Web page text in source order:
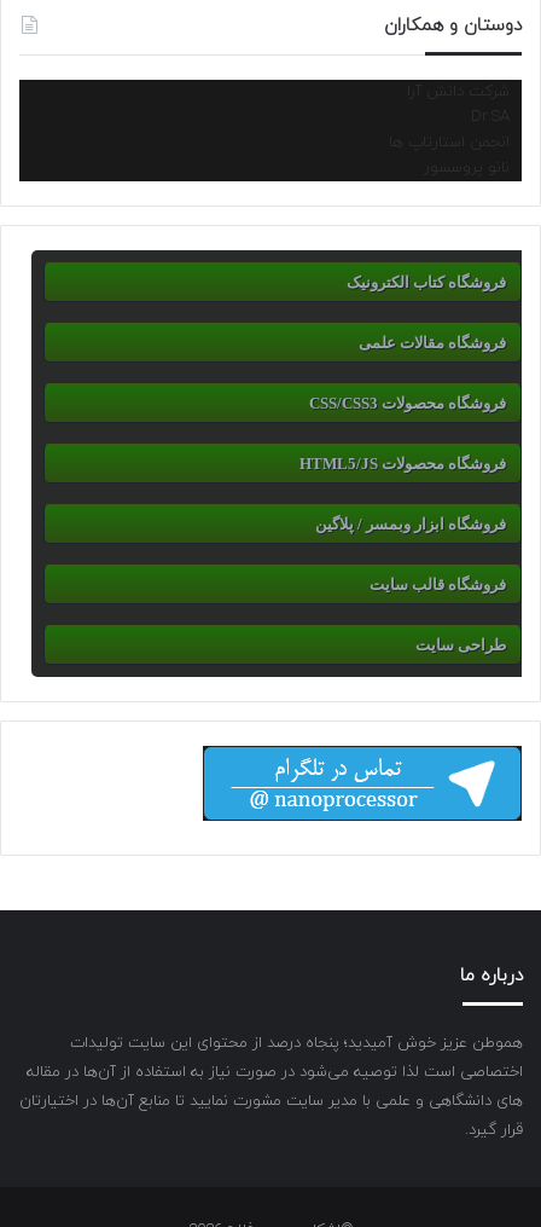
دوستان و همکاران
شرکت دانش آرا
انجمن استارتاپ ها
نانو پروسسور
فروشگاه کتاب الکترونیک
فروشگاه مقالات علمی
فروشگاه محصولات CSS/CSS3
فروشگاه محصولات HTML5/JS
فروشگاه ابزار وبمسر / پلاگین
فروشگاه قالب سایت
طراحی سایت
درباره ما
هموطن عزیز خوش آمیدید؛ پنجاه درصد از محتوای این سایت تولیدات
اختصاصی است لذا توصیه می‌شود در صورت نیاز به استفاده از آن‌ها در مقاله
های دانشگاهی و علمی با مدیر سایت مشورت نمایید تا منابع آن‌ها در اختیارتان
قرار گیرد.